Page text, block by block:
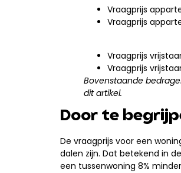
Vraagprijs
Vraagprijs
Vraagprijs
Vraagprijs
Bovenstaande
dit artikel.
Door te
De vraagprijs voor een
dalen zijn. Dat betekend in
een tussenwoning 8%